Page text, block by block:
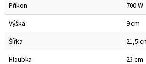
Příkon 700 W
Výška 9 cm
Šířka 21,5
Hloubka 23 cm